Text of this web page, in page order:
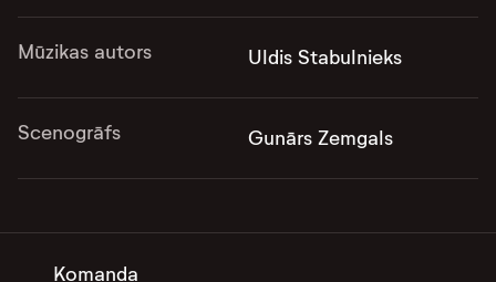
Komanda
Mūzikas autors Uldis Stabulnieks
Scenogrāfs Gunārs Zemgals